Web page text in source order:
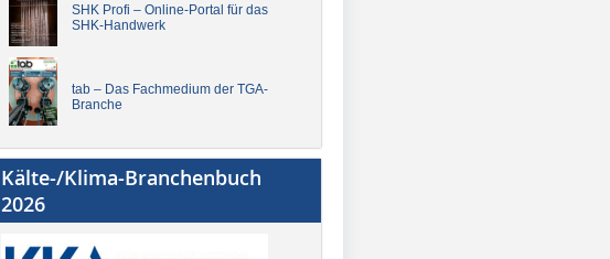
SHK Profi – Online-Portal für das
SHK-Handwerk
tab – Das Fachmedium der TGA-
Branche
Kälte-/Klima-Branchenbuch
2026